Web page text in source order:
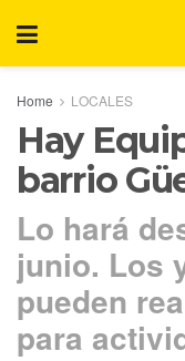
Home LOCALES
Hay
barrio
Lo hará
junio. Los
pueden
para